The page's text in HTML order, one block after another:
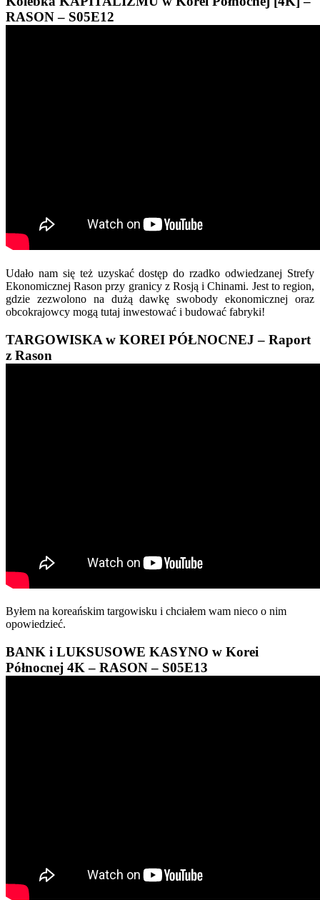
RASON – S05E12
Udało nam się też uzyskać dostęp do rzadko odwiedzanej Strefy
Ekonomicznej Rason przy granicy z Rosją i Chinami. Jest to region,
gdzie zezwolono na dużą dawkę swobody ekonomicznej oraz
obcokrajowcy mogą tutaj inwestować i budować fabryki!
TARGOWISKA w KOREI PÓŁNOCNEJ – Raport
z Rason
Byłem na koreańskim targowisku i chciałem wam nieco o nim
opowiedzieć.
BANK i LUKSUSOWE KASYNO w Korei
Północnej 4K – RASON – S05E13